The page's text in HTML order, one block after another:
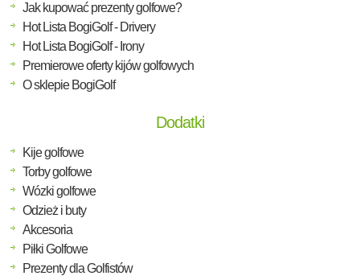
Jak kupować prezenty golfowe?
Hot Lista BogiGolf - Drivery
Hot Lista BogiGolf - Irony
Premierowe oferty kijów golfowych
O sklepie BogiGolf
Dodatki
Kije golfowe
Torby golfowe
Wózki golfowe
Odzież i buty
Akcesoria
Piłki Golfowe
Prezenty dla Golfistów